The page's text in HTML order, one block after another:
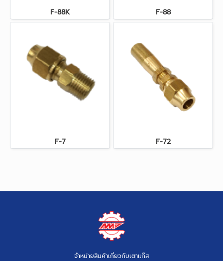
F-88K F-88
F-7 F-72
จำหน่ายสินค้าเกี่ยวกับเตาแก๊ส